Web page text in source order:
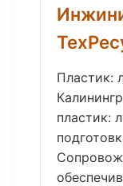
Пластик:
пластик: